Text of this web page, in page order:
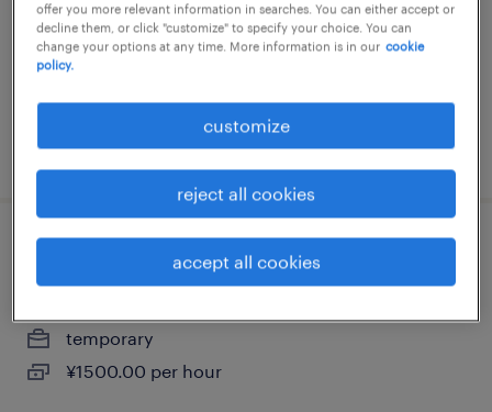
temporary
¥1700.00 per hour
posted 19 june 2026
流通・サービス系の一般事務・oa事務
temporary
¥1500.00 per hour
offer you more relevant information in searches. You can either accept or
decline them, or click "customize" to specify your choice. You can
change your options at any time. More information is in our cookie
policy.
customize
reject all cookies
accept all cookies